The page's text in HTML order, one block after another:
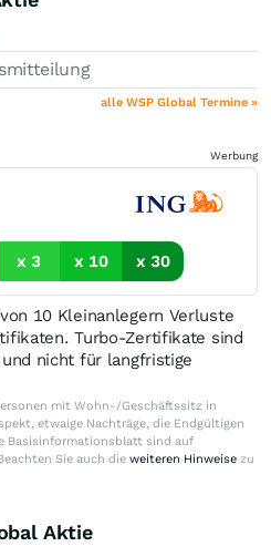
alle WSP Global Termine »
Werbung
x 3 x 10 x 30
10 Kleinanlegern Verluste
Turbo-Zertifikate sind
nicht für langfristige
mit Wohn-/Geschäftssitz in
etwaige Nachträge, die Endgültigen
Basisinformationsblatt sind auf
Sie auch die weiteren Hinweise zu
Aktie